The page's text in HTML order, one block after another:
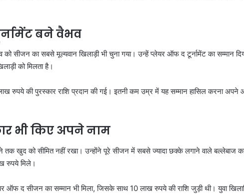
बने वैभव
सीजन का सबसे मूल्यवान खिलाड़ी भी चुना गया। उन्हें प्लेयर ऑफ द टूर्नामेंट का सम्मान
को मिलता है।
रुपये की पुरस्कार राशि प्रदान की गई। इतनी कम उम्र में यह सम्मान हासिल करना अपने
भी किए अपने नाम
तक खुद को सीमित नहीं रखा। उन्होंने पूरे सीजन में सबसे ज्यादा छक्के लगाने वाले बल्लेबाज
रुपये मिले।
ऑफ द सीजन का सम्मान भी मिला, जिसके साथ 10 लाख रुपये की राशि जुड़ी थी। युवा